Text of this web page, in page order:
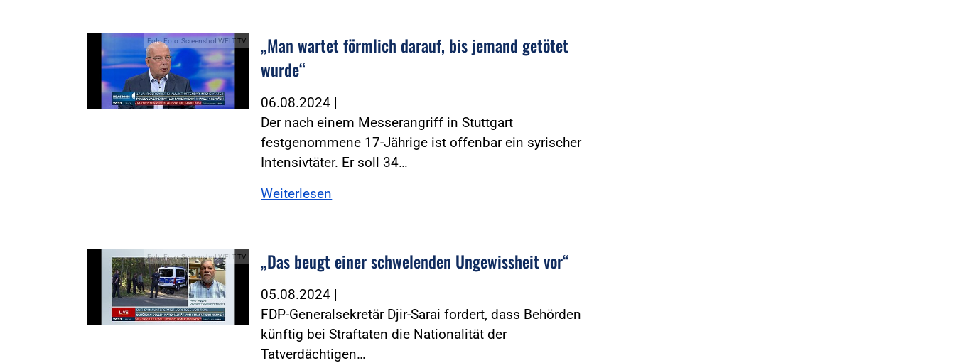
Foto:Foto: Screenshot WELT TV
„Man wartet förmlich darauf, bis jemand getötet
wurde“
06.08.2024 |
Der nach einem Messerangriff in Stuttgart
festgenommene 17-Jährige ist offenbar ein syrischer
Intensivtäter. Er soll 34…
Weiterlesen
Foto:Foto: Screenshot WELT TV „Das beugt einer schwelenden Ungewissheit vor“
05.08.2024 |
FDP-Generalsekretär Djir-Sarai fordert, dass Behörden
künftig bei Straftaten die Nationalität der
Tatverdächtigen…